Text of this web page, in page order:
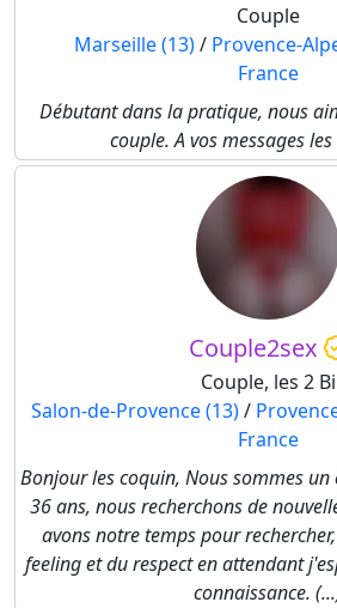
Couple
Marseille (13)/ Provence-
France
Débutant dans la pratique, nous
couple. A vos messages
Couple2sex
Couple, les 2 Bi
Salon-de-Provence (13)/
France
Bonjour les coquin, Nous sommes
36 ans, nous recherchons de
avons notre temps pour
feeling et du respect en attendant
connaissance.